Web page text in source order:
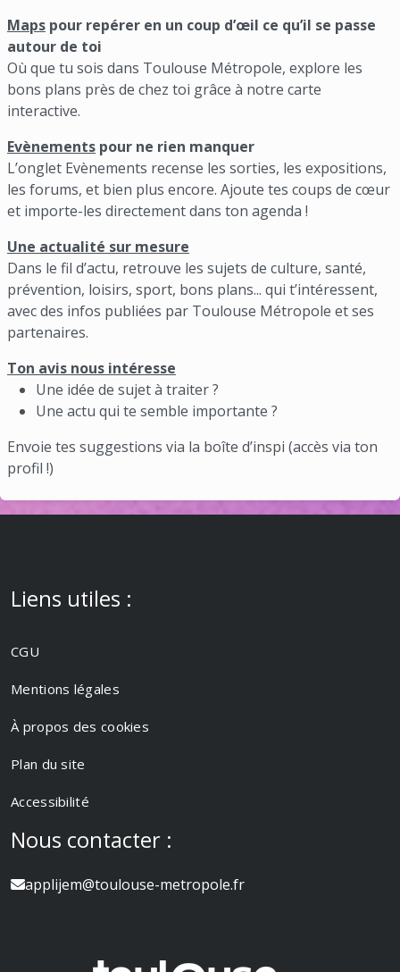
Maps pour repérer en un coup d’œil ce qu’il se passe
autour de toi
Où que tu sois dans Toulouse Métropole, explore les
bons plans près de chez toi grâce à notre carte
interactive.
Evènements pour ne rien manquer
L’onglet Evènements recense les sorties, les expositions,
les forums, et bien plus encore. Ajoute tes coups de cœur
et importe-les directement dans ton agenda !
Une actualité sur mesure
Dans le fil d’actu, retrouve les sujets de culture, santé,
prévention, loisirs, sport, bons plans... qui t’intéressent,
avec des infos publiées par Toulouse Métropole et ses
partenaires.
Ton avis nous intéresse
Une idée de sujet à traiter ?
Une actu qui te semble importante ?
Envoie tes suggestions via la boîte d’inspi (accès via ton
profil !)
Liens utiles :
CGU
Mentions légales
À propos des cookies
Plan du site
Accessibilité
Nous contacter :
applijem@toulouse-metropole.fr